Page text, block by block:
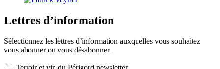
Lettres d’information
Sélectionnez les lettres d’information auxquelles vous souhaitez
vous abonner ou vous désabonner.
Terroir et vin du Périgord newsletter